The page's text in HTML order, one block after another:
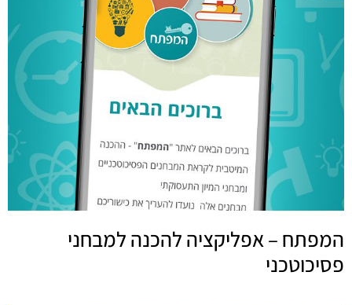
המפתח – אפליקציה להכנה למבחני
פסיכוטכני